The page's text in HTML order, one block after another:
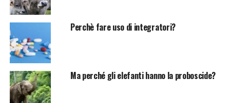
colesterolo ed ha pochi
grassi inoltre, non contiene
lattosio perciò è una valida
alternativa alla classica
bevanda animale.
Perchè fare uso di integratori?
Ma perché gli elefanti hanno la proboscide?